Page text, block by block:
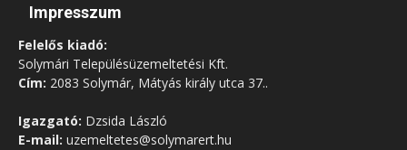
Impresszum
Felelős kiadó:
Solymári Településüzemeltetési Kft.
Cím: 2083 Solymár, Mátyás király utca 37..
Igazgató: Dzsida László
E-mail: uzemeltetes@solymarert.hu